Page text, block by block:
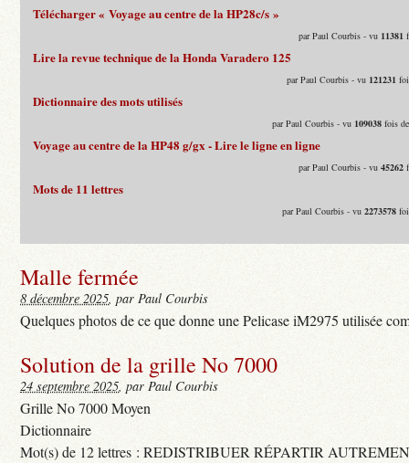
Télécharger « Voyage au centre de la HP28c/s »
par Paul Courbis - vu 11381
Lire la revue technique de la Honda Varadero 125
par Paul Courbis - vu 121231
Dictionnaire des mots utilisés
par Paul Courbis - vu 109038 fois
Voyage au centre de la HP48 g/gx - Lire le ligne en ligne
par Paul Courbis - vu45262
Mots de 11 lettres
par Paul Courbis - vu2273578
Malle fermée
8 décembre 2025, par Paul Courbis
Quelques photos de ce que donne une Pelicase iM2975 utilisée
Solution de la grille No 7000
24 septembre 2025, par Paul Courbis
Grille No 7000 Moyen
Dictionnaire
Mot(s) de 12 lettres : REDISTRIBUER RÉPARTIR